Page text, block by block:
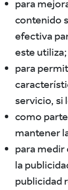
para
contenido
efectiva
este utiliza;
para
servicio, si
como
mantener
para medir
la
publicidad